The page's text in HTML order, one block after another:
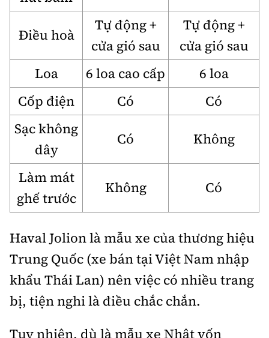
Điều hoà
Tự động +
cửa gió sau
Tự động +
cửa gió sau
Loa
6 loa cao cấp
6 loa
Cốp điện
Có
Có
Sạc không
dây
Có Không
Làm mát
ghế trước
Không Có
Haval Jolion là mẫu xe của thương hiệu
Trung Quốc (xe bán tại Việt Nam nhập
khẩu Thái Lan) nên việc có nhiều trang
bị, tiện nghi là điều chắc chắn.
Tuy nhiên, dù là mẫu xe Nhật vốn